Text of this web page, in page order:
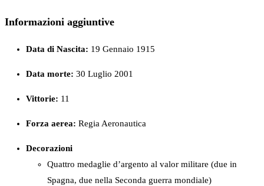
Informazioni aggiuntive
Data di Nascita: 19 Gennaio 1915
Data morte: 30 Luglio 2001
Vittorie: 11
Forza aerea: Regia Aeronautica
Decorazioni
Quattro medaglie d’argento al valor militare (due in
Spagna, due nella Seconda guerra mondiale)